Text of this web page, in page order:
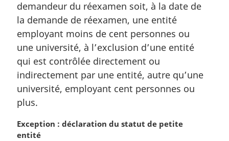
n
a
l
:
demandeur du réexamen soit, à la date de
la demande de réexamen, une entité
employant moins de cent personnes ou
une université, à l’exclusion d’une entité
qui est contrôlée directement ou
indirectement par une entité, autre qu’une
université, employant cent personnes ou
plus.
N
o
Exception : déclaration du statut de petite
entité